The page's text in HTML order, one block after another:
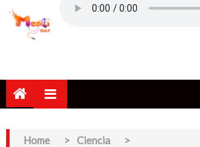
Home > Ciencia
>